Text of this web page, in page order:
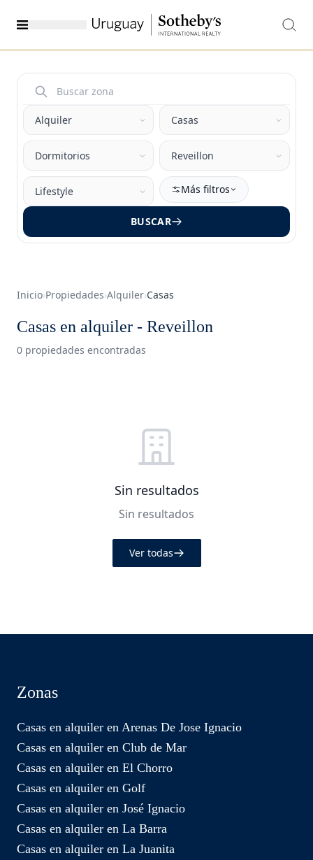
Más filtros
BUSCAR
Inicio›Propiedades›Alquiler›Casas
Casas en alquiler - Reveillon
0 propiedades encontradas
Sin resultados
Sin resultados
Ver todas
Zonas
Casas en alquiler en Arenas De Jose Ignacio
Casas en alquiler en Club de Mar
Casas en alquiler en El Chorro
Casas en alquiler en Golf
Casas en alquiler en José Ignacio
Casas en alquiler en La Barra
Casas en alquiler en La Juanita